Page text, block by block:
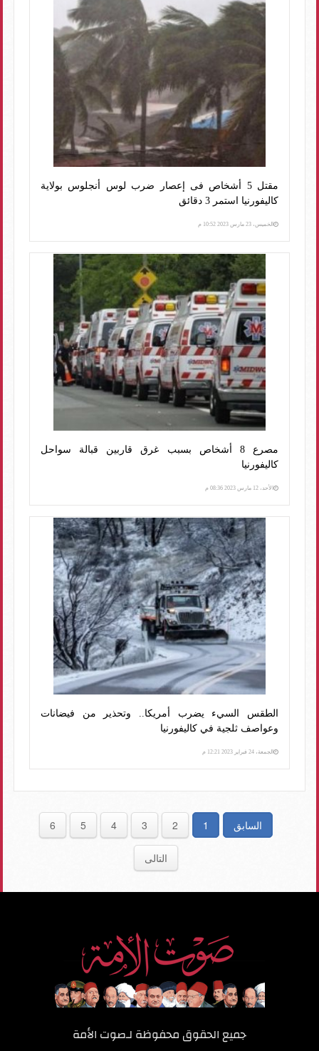
مقتل 5 أشخاص فى إعصار ضرب لوس أنجلوس بولاية
كاليفورنيا استمر 3 دقائق
الخميس، 23 مارس 2023 10:52 م
مصرع 8 أشخاص بسبب غرق قاربين قبالة سواحل
كاليفورنيا
الأحد، 12 مارس 2023 08:36 م
الطقس السيء يضرب أمريكا.. وتحذير من فيضانات
وعواصف ثلجية في كاليفورنيا
الجمعة، 24 فبراير 2023 12:21 م
السابق 1
2
3
4
5
6
التالى
جميع الحقوق محفوظة لـصوت الأمة